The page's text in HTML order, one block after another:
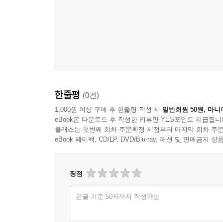
한줄평 (0건)
1,000원 이상 구매 후 한줄평 작성 시 일반회원 50원, 마니
eBook은 다운로드 후 작성한 리뷰만 YES포인트 지급됩니
클래스는 첫번째 회차 주문확정 시점부터 마지막 회차 주
eBook 페이백, CD/LP, DVD/Blu-ray, 패션 및 판매금지 상
평점
한글 기준 50자까지 작성가능